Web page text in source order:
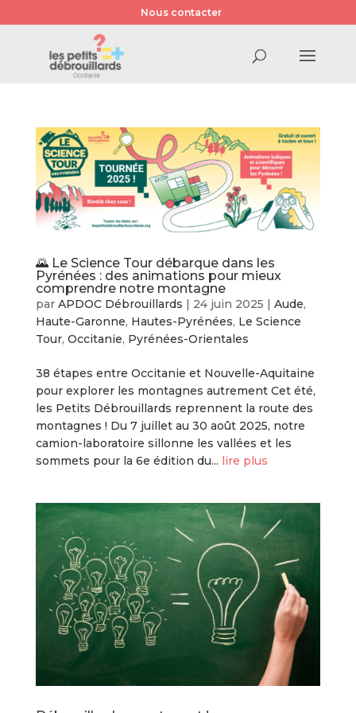
Nous contacter
🌄 Le Science Tour débarque dans les
Pyrénées : des animations pour mieux
comprendre notre montagne
par APDOC Débrouillards | 24 juin 2025 | Aude,
Haute-Garonne, Hautes-Pyrénées, Le Science
Tour, Occitanie, Pyrénées-Orientales
38 étapes entre Occitanie et Nouvelle-Aquitaine
pour explorer les montagnes autrement Cet été,
les Petits Débrouillards reprennent la route des
montagnes ! Du 7 juillet au 30 août 2025, notre
camion-laboratoire sillonne les vallées et les
sommets pour la 6e édition du... lire plus